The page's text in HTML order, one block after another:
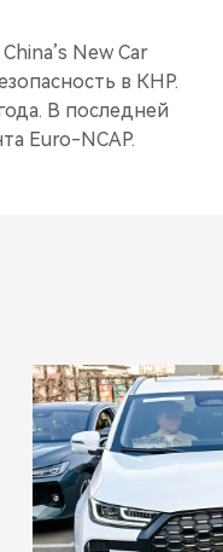
New Car
в КНР.
В последней
Euro-NCAP.